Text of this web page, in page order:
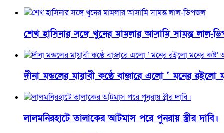
শেখ হাসিনার সঙ্গে খুনের মামলার আসামি সামন্ত লাল-
দীনা মন্ডলের মায়াবী কণ্ঠে বাজারে এলো ‘ মনের রইলো
লালমনিরহাটে তালাকের আটমাস পরে পুনরায় স্ত্রীর দাবি।